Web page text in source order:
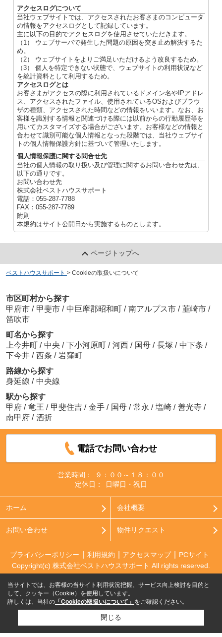
アクセスログについて
当社ウェブサイトでは、アクセスされたお客さまのコンピュータ
の情報をアクセスログとして記録しています。
主に以下の目的でアクセスログを使用させていただきます。
（1） ウェブサーバで発生した問題の原因を突き止め解決するた
め。
（2） ウェブサイトをよりご満足いただけるよう改良するため。
（3） 個人を特定できない状態で、ウェブサイトの利用状況など
を統計資料として利用するため。
アクセスログとは
お客さまがアクセスの際に利用されているドメイン名やIPアドレ
ス、アクセスされたファイル、使用されているOSおよびブラウ
ザの種類、アクセスされた時間などの情報をいいます。なお、お
客様を識別する情報と関連づける際には以前からの行動履歴等を
用いてカスタマイズする場合がございます。お客様などの情報と
合わせて識別可能な個人情報となった段階では、当社ウェブサイ
トの個人情報保護方針に基づいて管理いたします。
個人情報保護に関する問合せ先
当社の個人情報の取り扱い及び管理に関するお問い合わせ先は、
以下の通りです。
お問い合わせ先
株式会社ベストハウスサポート
電話：055-287-7788
FAX：055-287-7789
附則
本規約はサイト公開日から実施するものとします。
ページトップへ
ベストハウスサポート > Cookieの取扱いについて
市区町村から探す
甲府市 / 甲斐市 / 中巨摩郡昭和町 / 南アルプス市 / 韮崎市 /
笛吹市
町名から探す
上今井町 / 中央 / 下小河原町 / 河西 / 国母 / 長塚 / 中下条 /
下今井 / 西条 / 岩窪町
路線から探す
身延線 / 中央線
駅から探す
甲府 / 竜王 / 甲斐住吉 / 金手 / 国母 / 常永 / 塩崎 / 善光寺 /
南甲府 / 酒折
電話でお問い合わせ
営業時間：
９：００～１８：００
定休日：
日曜日・祝日
ホーム 会社概要
お問い合わせ 物件リクエスト
プライバシーポリシー 利用規約 アクセスマップ
PCサイト
Copyright(c) 株式会社ベストハウスサポート All rights reserved.
当サイトでは、お客様の当サイト利用状況把握、サービス向上検討を目的と
して、クッキー（Cookie）を使用しています。
詳しくは、当社の 「Cookieの取扱いについて」 をご確認ください。
閉じる